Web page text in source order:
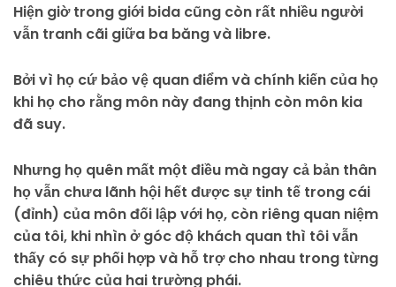
Hiện giờ trong giới bida cũng còn rất nhiều người
vẫn tranh cãi giữa ba băng và libre.
Bởi vì họ cứ bảo vệ quan điểm và chính kiến của họ
khi họ cho rằng môn này đang thịnh còn môn kia
đã suy.
Nhưng họ quên mất một điều mà ngay cả bản thân
họ vẫn chưa lãnh hội hết được sự tinh tế trong cái
(đỉnh) của môn đối lập với họ, còn riêng quan niệm
của tôi, khi nhìn ở góc độ khách quan thì tôi vẫn
thấy có sự phối hợp và hỗ trợ cho nhau trong từng
chiêu thức của hai trường phái.